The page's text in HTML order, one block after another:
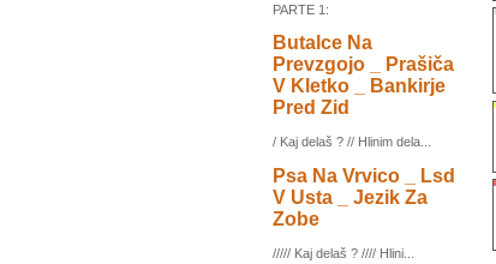
PARTE 1:
Butalce Na
Prevzgojo _ Prašiča
V Kletko _ Bankirje
Pred Zid
/ Kaj delaš ? // Hlinim dela...
Psa Na Vrvico _ Lsd
V Usta _ Jezik Za
Zobe
///// Kaj delaš ? //// Hlini...